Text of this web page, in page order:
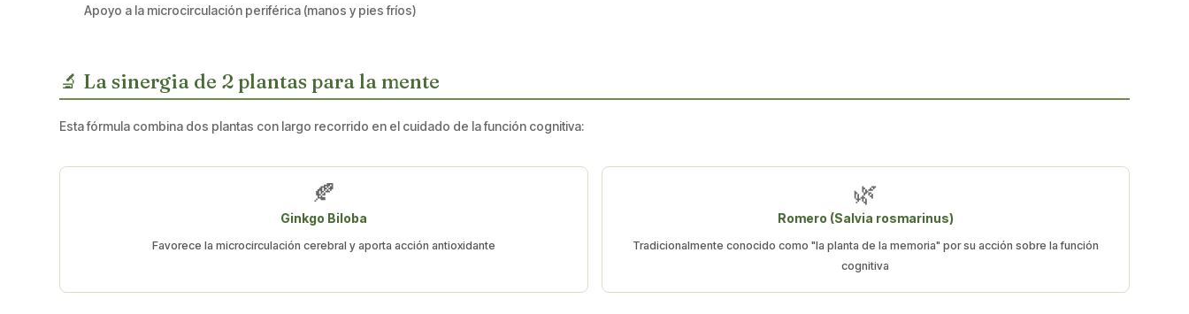
Apoyo a la microcirculación periférica (manos y pies fríos)
🔬 La sinergia de 2 plantas para la mente
Esta fórmula combina dos plantas con largo recorrido en el cuidado de la función cognitiva:
🍂
Ginkgo Biloba
Favorece la microcirculación cerebral y aporta acción antioxidante
🌿
Romero (Salvia rosmarinus)
Tradicionalmente conocido como "la planta de la memoria" por su acción sobre la función
cognitiva